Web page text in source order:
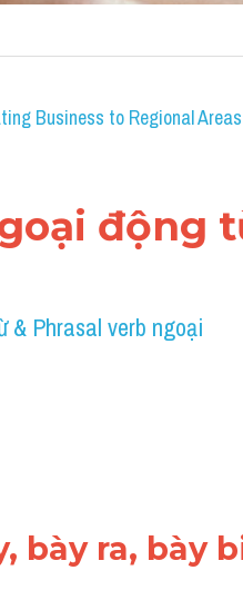
Business to Regional
động
& Phrasal verb ngoại
bày ra, bày